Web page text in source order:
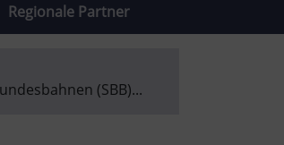
Regionale Partner
(SBB)...